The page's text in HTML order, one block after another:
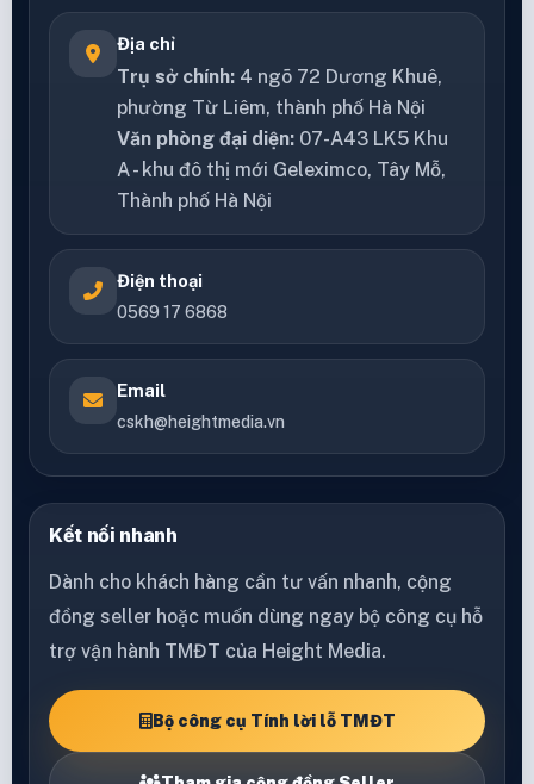
Địa chỉ
Trụ sở chính: 4 ngõ 72 Dương Khuê,
phường Từ Liêm, thành phố Hà Nội
Văn phòng đại diện: 07-A43 LK5 Khu
A - khu đô thị mới Geleximco, Tây Mỗ,
Thành phố Hà Nội
Điện thoại
0569 17 6868
Email
cskh@heightmedia.vn
Kết nối nhanh
Dành cho khách hàng cần tư vấn nhanh, cộng
đồng seller hoặc muốn dùng ngay bộ công cụ hỗ
trợ vận hành TMĐT của Height Media.
Bộ công cụ Tính lời lỗ TMĐT